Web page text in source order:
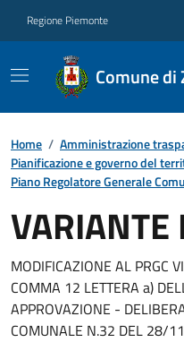
Regione Piemonte
Comune
Home / Amministrazione
Pianificazione e governo del
Piano Regolatore Generale
VARIANTE
MODIFICAZIONE AL PRGC
COMMA 12 LETTERA a)
APPROVAZIONE -
COMUNALE N.32 DEL 28/